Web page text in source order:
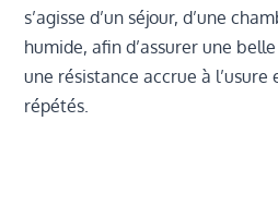
s’agisse d’un séjour, d’une
humide, afin d’assurer une
une résistance accrue à
répétés.